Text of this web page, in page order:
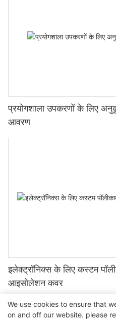
प्रयोगशाला उपकरणों के लिए
आवरण
इलेक्ट्रॉनिक्स के लिए कस्टम
आइसोलेशन कवर
We use cookies to ensure that
on and off our website. please